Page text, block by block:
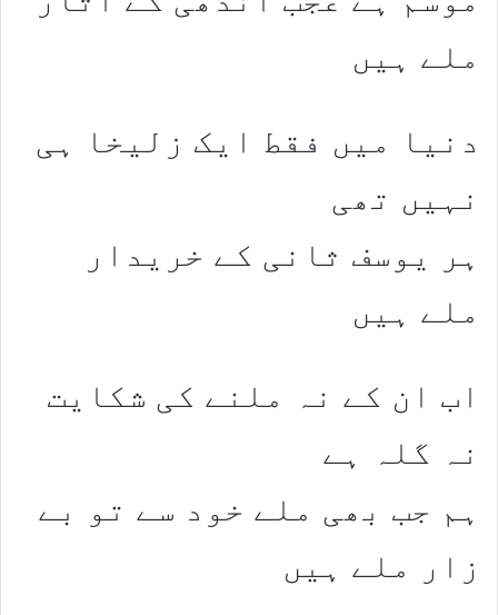
ملے ہیں
دنیا میں فقط ایک زلیخا ہی
نہیں تھی
ہر یوسف ثانی کے خریدار
ملے ہیں
اب ان کے نہ ملنے کی شکایت
نہ گلہ ہے
ہم جب بھی ملے خود سے تو بے
زار ملے ہیں